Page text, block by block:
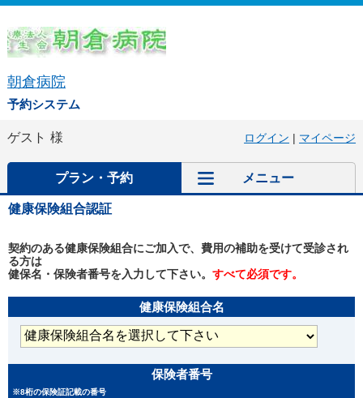
朝倉病院
予約システム
ゲスト 様 ログイン | マイページ
プラン・予約 メニュー
健康保険組合認証
契約のある健康保険組合にご加入で、費用の補助を受けて受診され
る方は
健保名・保険者番号を入力して下さい。 すべて必須です。
健康保険組合名
保険者番号
※8桁の保険証記載の番号